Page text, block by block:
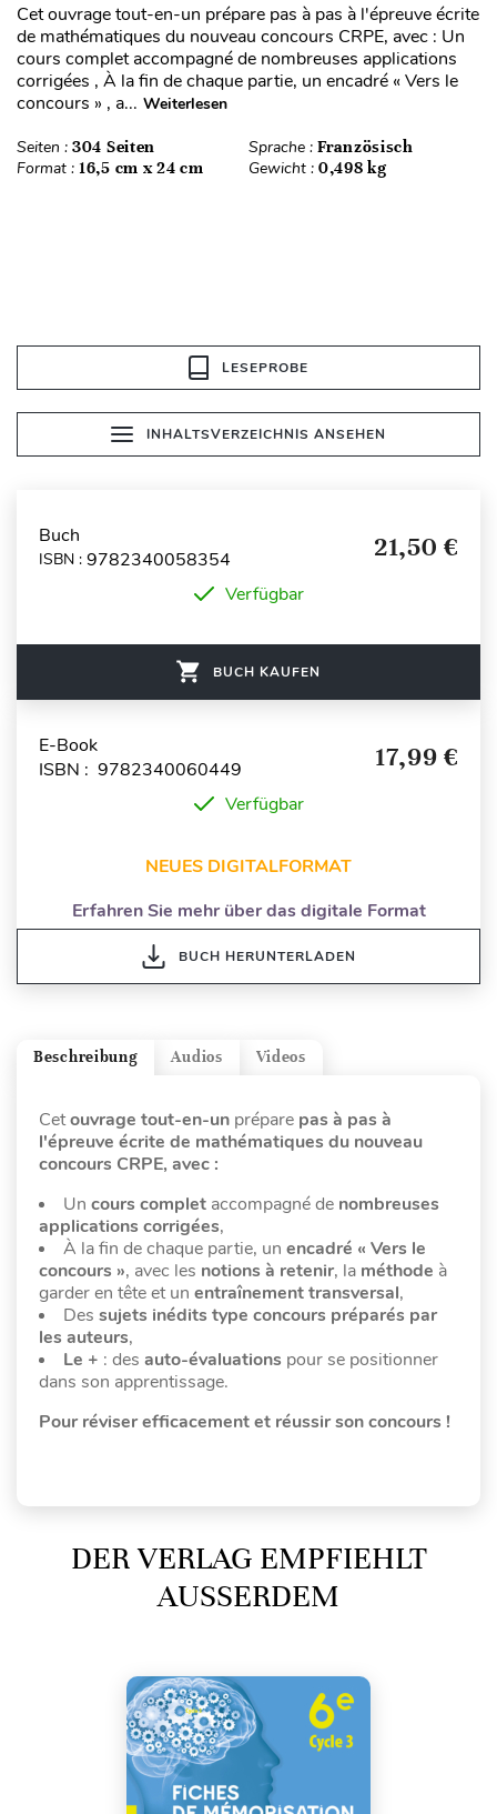
Cet ouvrage tout-en-un prépare pas à pas à l'épreuve écrite
de mathématiques du nouveau concours CRPE, avec : Un
cours complet accompagné de nombreuses applications
corrigées , À la fin de chaque partie, un encadré « Vers le
concours » , a... Weiterlesen
Seiten : 304 Seiten Sprache : Französisch
Format : 16,5 cm x 24 cm Gewicht : 0,498 kg
LESEPROBE
INHALTSVERZEICHNIS ANSEHEN
Buch
ISBN : 9782340058354 21,50 €
Verfügbar
BUCH KAUFEN
E-Book
ISBN : 9782340060449
17,99 €
Verfügbar
NEUES DIGITALFORMAT
Erfahren Sie mehr über das digitale Format
BUCH HERUNTERLADEN
Videos
Audios
Beschreibung
Cetouvrage tout-en-un prépare pas à pas à
l'épreuve écrite de mathématiques du nouveau
concours CRPE, avec :
Un cours complet accompagné de nombreuses
applications corrigées,
À la fin de chaque partie, un encadré « Vers le
concours », avec les notions à retenir, la méthode à
garder en tête et un entraînementtransversal,
Des sujets inédits type concours préparés par
les auteurs,
Le + : des auto-évaluations pour se positionner
dans son apprentissage.
Pour réviser efficacement et réussir son concours !
DER VERLAG EMPFIEHLT
AUSSERDEM